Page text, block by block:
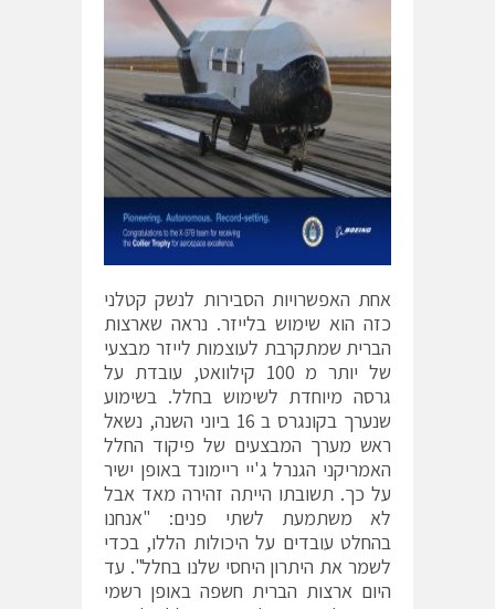
אחת האפשרויות הסבירות לנשק קטלני
כזה הוא שימוש בלייזר. נראה שארצות
הברית שמתקרבת לעוצמות לייזר מבצעי
של יותר מ 100 קילוואט, עובדת על
גרסה מיוחדת לשימוש בחלל. בשימוע
שנערך בקונגרס ב 16 ביוני השנה, נשאל
ראש מערך המבצעים של פיקוד החלל
האמריקני הגנרל ג'יי ריימונד באופן ישיר
על כך. תשובתו הייתה זהירה מאד אבל
לא משתמעת לשתי פנים: "אנחנו
בהחלט עובדים על היכולות הללו, בכדי
לשמר את היתרון היחסי שלנו בחלל". עד
היום ארצות הברית חשפה באופן רשמי